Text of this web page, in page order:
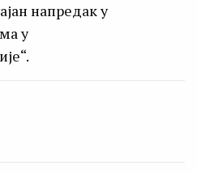
напредак у
у